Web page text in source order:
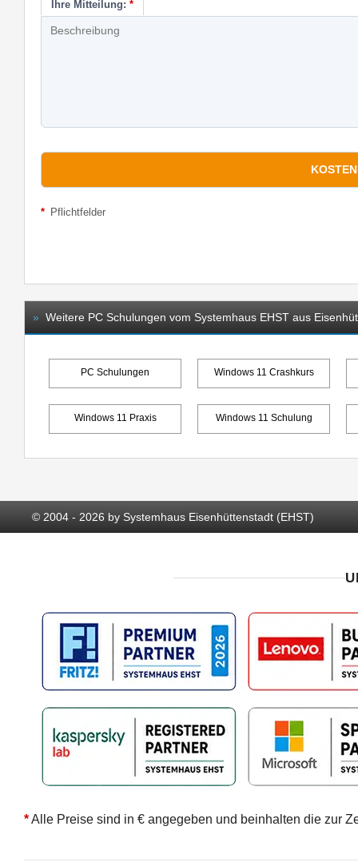
Ihre Mitteilung: *
* Pflichtfelder
» Weitere PC Schulungen vom Systemhaus EHST aus
PC Schulungen Windows 11 Crashkurs
Windows 11 Praxis Windows 11 Schulung
© 2004 - 2026 by Systemhaus Eisenhüttenstadt (EHST)
*Alle Preise sind in € angegeben und beinhalten die zur